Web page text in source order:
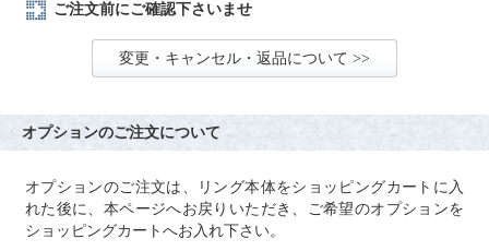
ご注文前にご確認下さいませ
変更・キャンセル・返品について >>
オプションのご注文について
オプションのご注文は、リング本体をショッピングカートに入
れた後に、本ページへお戻りいただき、ご希望のオプションを
ショッピングカートへお入れ下さい。